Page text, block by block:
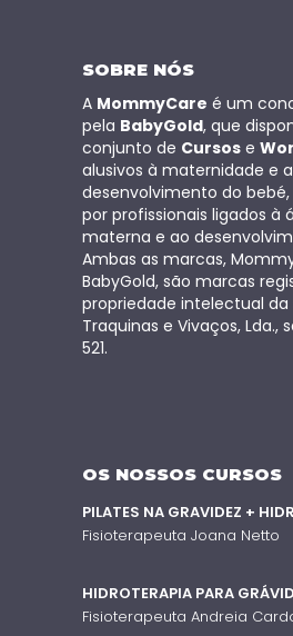
SOBRE NÓS
A MommyCare é um
pela BabyGold, que
conjunto de Cursos e
alusivos à maternidade e
desenvolvimento do bebé,
por profissionais ligados à
materna e ao
Ambas as marcas,
BabyGold, são marcas
propriedade intelectual da
Traquinas e Vivaços, Lda.,
521.
OS NOSSOS CURSOS
PILATES NA GRAVIDEZ +
Fisioterapeuta Joana Netto
HIDROTERAPIA PARA
Fisioterapeuta Andreia